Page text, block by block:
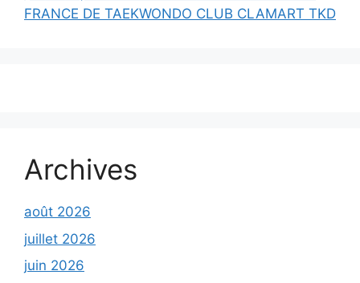
FRANCE DE TAEKWONDO CLUB CLAMART TKD
Archives
août 2026
juillet 2026
juin 2026